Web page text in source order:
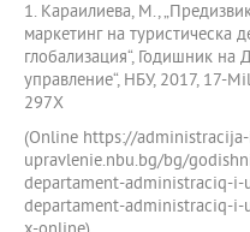
1. Караилиева, М.,
маркетинг на туристическа
глобализация“, Годишник
управление“, НБУ, 2017, 17-
297X
(Online https://
upravlenie.nbu.bg/bg/
departament-administraciq-
departament-administraciq-